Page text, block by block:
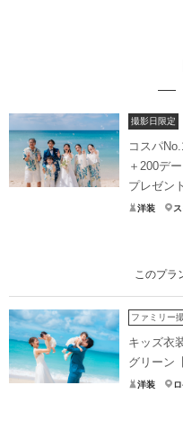
撮影日限定
コスパ
＋200デ
プレゼン
洋装
このプラ
ドレス2着＋スタジオ撮影＋200デ
補償も付いた安心のプランです♩
いまだけ【7大特典プレゼント】
1.ドレス1着追加
2.データ100枚追加
ファミリー
キッズ衣
グリーン
洋装